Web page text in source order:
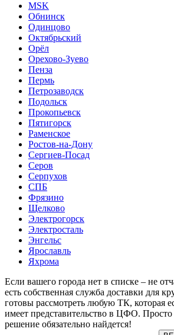
MSK
Обнинск
Одинцово
Октябрьский
Орёл
Орехово-Зуево
Пенза
Пермь
Петрозаводск
Подольск
Прокопьевск
Пятигорск
Раменское
Ростов-на-Дону
Сергиев-Посад
Серов
Серпухов
СПБ
Фрязино
Щелково
Электрогорск
Электросталь
Энгельс
Ярославль
Яхрома
Если вашего города нет в списке – не
есть собственная служба доставки для
готовы рассмотреть любую ТК, которая
имеет представительство в ЦФО.
решение обязательно найдется!